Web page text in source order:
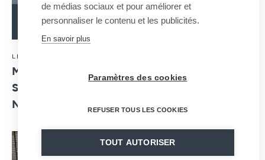
LIRE L'ARTICLE
LES ACTUALITÉS MND
MND SAFETY DÉVOILE SON NOUVEAU
SYSTÈME DE SURVEILLANCE DU MANTEAU
NEIGEUX, LE NIVWATCH™
de médias sociaux et pour améliorer et
personnaliser le contenu et les publicités.
En savoir plus
Paramètres des cookies
REFUSER TOUS LES COOKIES
TOUT AUTORISER